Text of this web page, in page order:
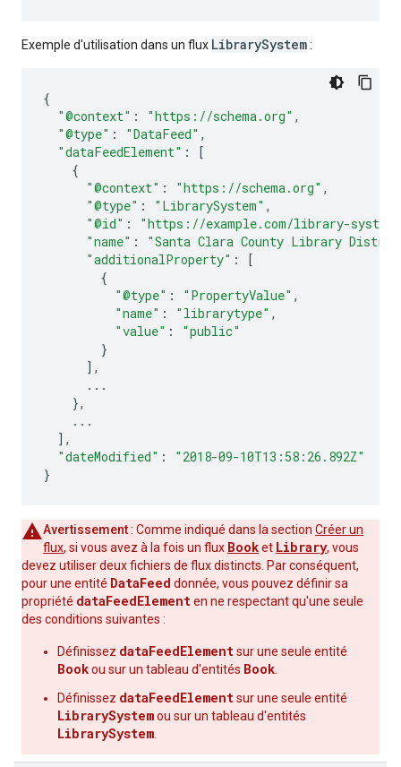
Exemple d'utilisation dans un flux LibrarySystem:
{
"@context" : "https://schema.org" ,
"@type" : "DataFeed" ,
"dataFeedElement" :
[
{
"@context" : "https://schema.org" ,
"@type" : "LibrarySystem" ,
"@id" :
"https://example.com/library-
"name" :
"Santa Clara County Library
"additionalProperty" :
[
{
"@type" : "PropertyValue" ,
"name" : "librarytype" ,
"value" :
"public"
}
],
...
},
...
],
"dateModified" :
"2018-09-10T13:58:26.892Z"
}
Avertissement: Comme indiqué dans la section Créer un
flux, si vous avez à la fois un flux Booket Library, vous
devez utiliser deux fichiers de flux distincts. Par conséquent,
pour une entité DataFeed donnée, vous pouvez définir sa
propriété dataFeedElementen ne respectant qu'une seule
des conditions suivantes :
Définissez dataFeedElementsur une seule entité
Bookou sur un tableau d'entités Book
Définissez dataFeedElementsur une seule entité
LibrarySystemou sur un tableau d'entités
LibrarySystem